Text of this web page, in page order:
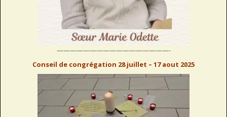
—————————————————-
Conseil de congrégation 28 juillet – 17 aout 2025